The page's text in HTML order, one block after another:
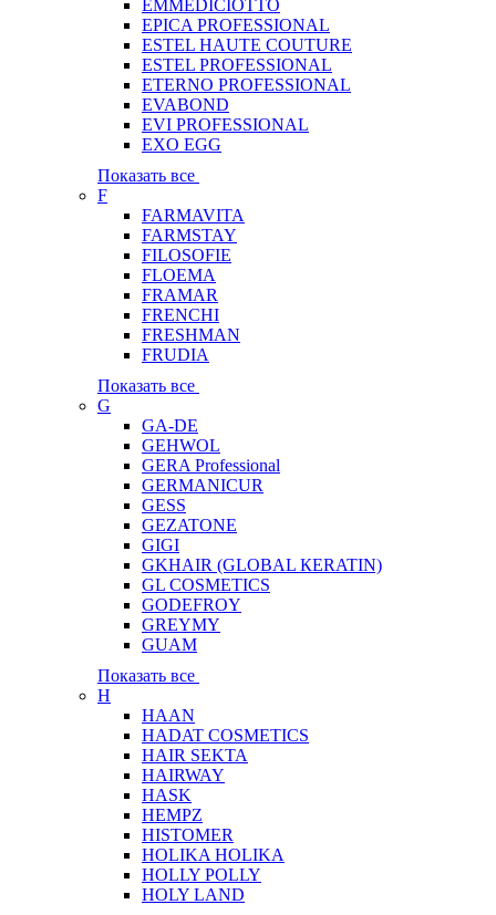
EMMEDICIOTTO
EPICA PROFESSIONAL
ESTEL HAUTE COUTURE
ESTEL PROFESSIONAL
ETERNO PROFESSIONAL
EVABOND
EVI PROFESSIONAL
EXO EGG
Показать все
F
FARMAVITA
FARMSTAY
FILOSOFIE
FLOEMA
FRAMAR
FRENCHI
FRESHMAN
FRUDIA
Показать все
G
GA-DE
GEHWOL
GERA Professional
GERMANICUR
GESS
GEZATONE
GIGI
GKHAIR (GLOBAL КЕRATIN)
GL COSMETICS
GODEFROY
GREYMY
GUAM
Показать все
H
HAAN
HADAT COSMETICS
HAIR SEKTA
HAIRWAY
HASK
HEMPZ
HISTOMER
HOLIKA HOLIKA
HOLLY POLLY
HOLY LAND